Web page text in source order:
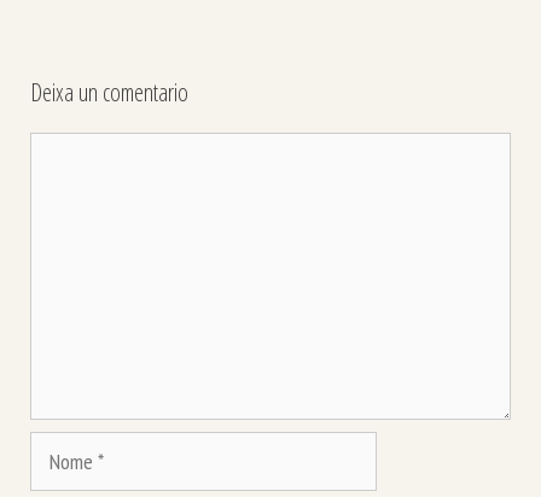
Deixa un comentario
Nome